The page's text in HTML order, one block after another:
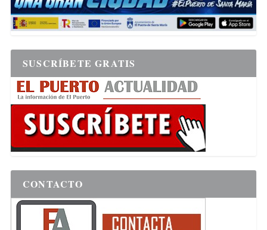
SUSCRÍBETE GRATIS
CONTACTO